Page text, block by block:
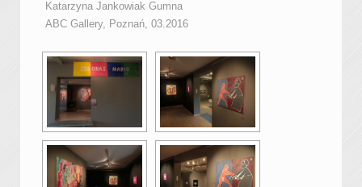
Katarzyna Jankowiak Gumna
ABC Gallery, Poznań, 03.2016